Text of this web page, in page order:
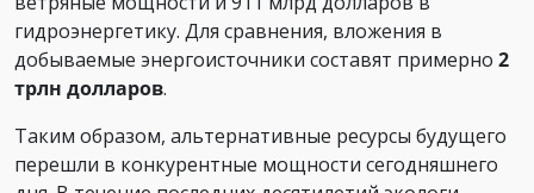
гидроэнергетику. Для сравнения, вложения в
добываемые энергоисточники составят примерно 2
трлн долларов.
Таким образом, альтернативные ресурсы будущего
перешли в конкурентные мощности сегодняшнего